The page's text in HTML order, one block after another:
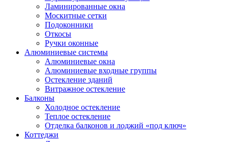
Ламинированные окна
Москитные сетки
Подоконники
Откосы
Ручки оконные
Алюминиевые системы
Алюминиевые окна
Алюминиевые входные группы
Остекление зданий
Витражное остекление
Балконы
Холодное остекление
Теплое остекление
Отделка балконов и лоджий «под ключ»
Коттеджи